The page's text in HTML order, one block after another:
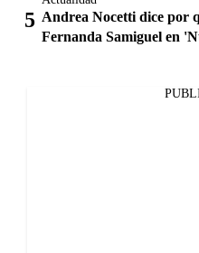
Andrea Nocetti dice por
Fernanda Samiguel en